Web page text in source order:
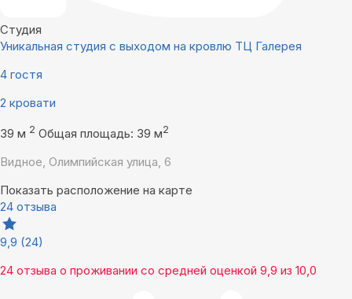
Студия
Уникальная студия с выходом на кровлю ТЦ Галерея
4 гостя
2 кровати
39 м 2 Общая площадь: 39 м2
Видное, Олимпийская улица, 6
Показать расположение на карте
24 отзыва
9,9 (24)
24 отзыва о проживании со средней оценкой 9,9 из 10,0